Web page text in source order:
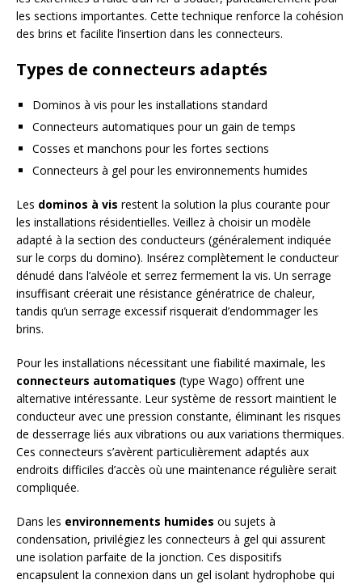
les sections importantes. Cette technique renforce la cohésion
des brins et facilite l’insertion dans les connecteurs.
Types de connecteurs adaptés
Dominos à vis pour les installations standard
Connecteurs automatiques pour un gain de temps
Cosses et manchons pour les fortes sections
Connecteurs à gel pour les environnements humides
Les dominos à vis restent la solution la plus courante pour
les installations résidentielles. Veillez à choisir un modèle
adapté à la section des conducteurs (généralement indiquée
sur le corps du domino). Insérez complètement le conducteur
dénudé dans l’alvéole et serrez fermement la vis. Un serrage
insuffisant créerait une résistance génératrice de chaleur,
tandis qu’un serrage excessif risquerait d’endommager les
brins.
Pour les installations nécessitant une fiabilité maximale, les
connecteurs automatiques (type Wago) offrent une
alternative intéressante. Leur système de ressort maintient le
conducteur avec une pression constante, éliminant les risques
de desserrage liés aux vibrations ou aux variations thermiques.
Ces connecteurs s’avèrent particulièrement adaptés aux
endroits difficiles d’accès où une maintenance régulière serait
compliquée.
Dans les environnements humides ou sujets à
condensation, privilégiez les connecteurs à gel qui assurent
une isolation parfaite de la jonction. Ces dispositifs
encapsulent la connexion dans un gel isolant hydrophobe qui